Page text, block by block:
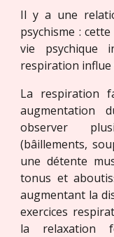
Il y a une
psychisme :
vie psychique
respiration influe
La respiration
augmentation
observer
(bâillements,
une détente
tonus et
augmentant la
exercices
la relaxation